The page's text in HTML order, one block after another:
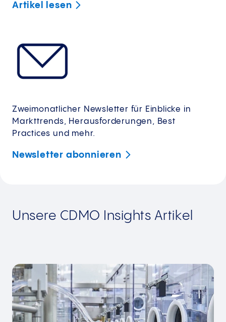
Artikel lesen
Zweimonatlicher Newsletter für Einblicke in
Markttrends, Herausforderungen, Best
Practices und mehr.
Newsletter abonnieren
Unsere CDMO Insights Artikel